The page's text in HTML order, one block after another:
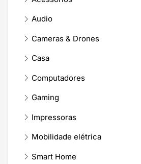
Audio
Cameras & Drones
Casa
Computadores
Gaming
Impressoras
Mobilidade elétrica
Smart Home